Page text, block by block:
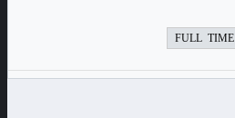
FULL TIME